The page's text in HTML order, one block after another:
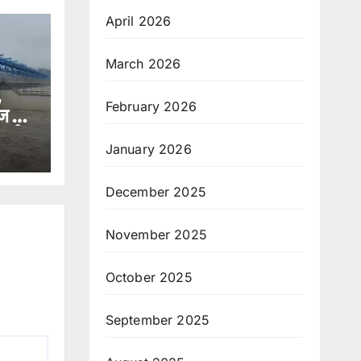
से
April 2026
March 2026
February 2026
January 2026
December 2025
November 2025
October 2025
September 2025